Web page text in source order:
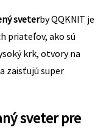
sveterby QQKNIT je
priateľov, ako sú
krk, otvory na
zaisťujú super
sveter pre